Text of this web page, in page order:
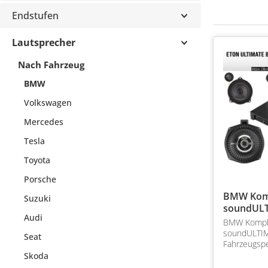
Endstufen
Lautsprecher
Nach Fahrzeug
BMW
Volkswagen
Mercedes
Tesla
Toyota
Porsche
Suzuki
Audi
Seat
Skoda
BMW
BMW